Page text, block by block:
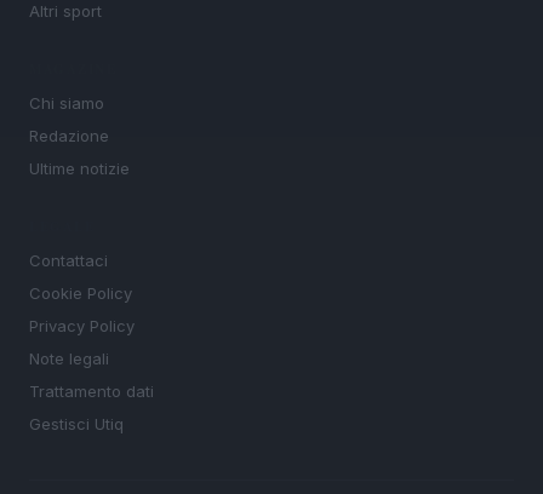
Altri sport
Chi siamo
Redazione
Ultime notizie
Contattaci
Cookie Policy
Privacy Policy
Note legali
Trattamento dati
Gestisci Utiq